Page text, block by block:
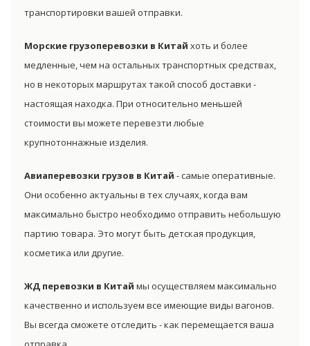
транспортировки вашей отправки.
Морские грузоперевозки в Китай хоть и более
медленные, чем на остальных транспортных средствах,
но в некоторых маршрутах такой способ доставки -
настоящая находка. При относительно меньшей
стоимости вы можете перевезти любые
крупнотоннажные изделия.
Авиаперевозки грузов в Китай - самые оперативные.
Они особенно актуальны в тех случаях, когда вам
максимально быстро необходимо отправить небольшую
партию товара. Это могут быть детская продукция,
косметика или другие.
ЖД перевозки в Китай мы осуществляем максимально
качественно и используем все имеющие виды вагонов.
Вы всегда сможете отследить - как перемещается ваша